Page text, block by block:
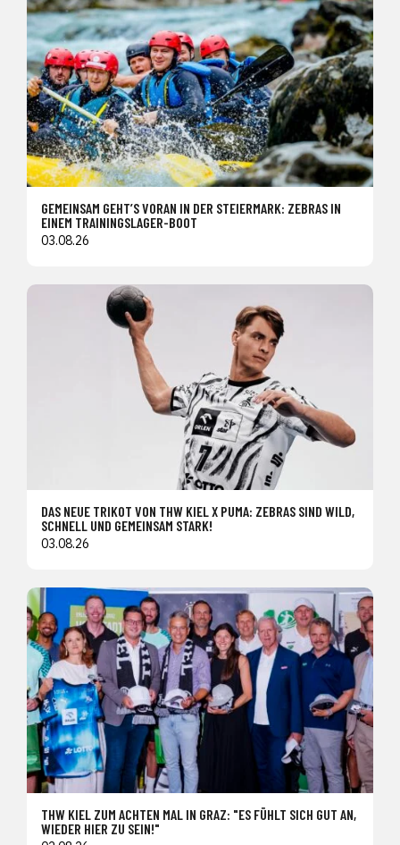
GEMEINSAM GEHT’S VORAN IN DER STEIERMARK: ZEBRAS IN
EINEM TRAININGSLAGER-BOOT
03.08.26
DAS NEUE TRIKOT VON THW KIEL X PUMA: ZEBRAS SIND WILD,
SCHNELL UND GEMEINSAM STARK!
03.08.26
THW KIEL ZUM ACHTEN MAL IN GRAZ: "ES FÜHLT SICH GUT AN,
WIEDER HIER ZU SEIN!"